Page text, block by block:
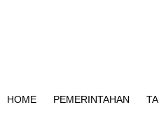
HOME PEMERINTAHAN